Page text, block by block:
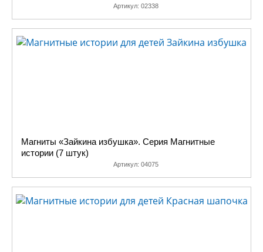
Артикул: 02338
Магниты «Зайкина избушка». Серия Магнитные
истории (7 штук)
Артикул: 04075